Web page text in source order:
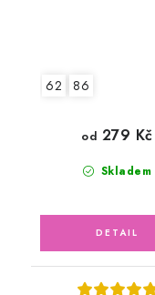
62 86
Skladem
od 279 Kč